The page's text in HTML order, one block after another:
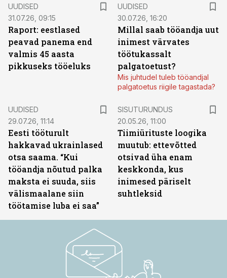
UUDISED
31.07.26, 09:15
Raport: eestlased
peavad panema end
valmis 45 aasta
pikkuseks tööeluks
UUDISED
30.07.26, 16:20
Millal saab tööandja uut
inimest värvates
töötukassalt
palgatoetust?
Mis juhtudel tuleb tööandjal
palgatoetus riigile tagastada?
UUDISED
29.07.26, 11:14
Eesti tööturult
hakkavad ukrainlased
otsa saama. “Kui
tööandja nõutud palka
maksta ei suuda, siis
välismaalane siin
töötamise luba ei saa”
SISUTURUNDUS
20.05.26, 11:00
Tiimiürituste loogika
muutub: ettevõtted
otsivad üha enam
keskkonda, kus
inimesed päriselt
suhtleksid